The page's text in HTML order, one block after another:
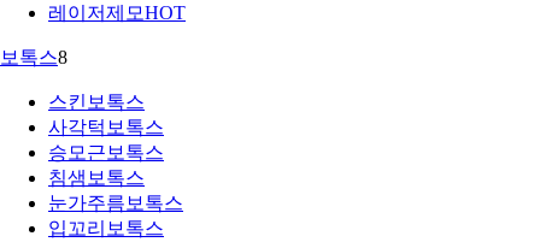
레이저제모HOT
보톡스8
스킨보톡스
사각턱보톡스
승모근보톡스
침샘보톡스
눈가주름보톡스
입꼬리보톡스